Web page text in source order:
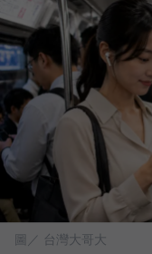
圖／ 台灣大哥大